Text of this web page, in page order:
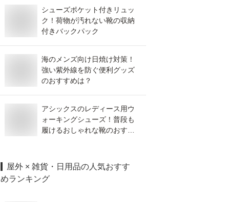
シューズポケット付きリュッ
ク！荷物が汚れない靴の収納
付きバックパック
海のメンズ向け日焼け対策！
強い紫外線を防ぐ便利グッズ
のおすすめは？
アシックスのレディース用ウ
ォーキングシューズ！普段も
履けるおしゃれな靴のおすす
屋外 × 雑貨・日用品の人気おすす
めランキング